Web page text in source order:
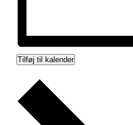
Tilføj til kalender